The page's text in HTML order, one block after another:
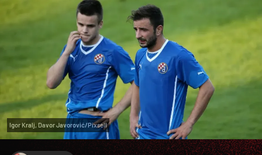
Igor Kralj, Davor Javorović/Pixsell